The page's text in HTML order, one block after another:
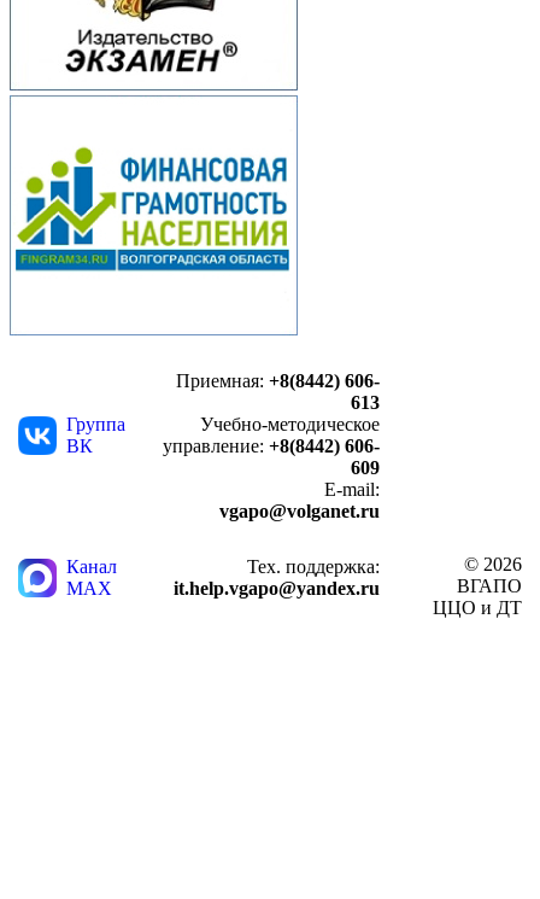
Группа
ВК
Приемная: +8(8442) 606-
613
Учебно-методическое
управление: +8(8442) 606-
609
E-mail:
vgapo@volganet.ru
Канал
MAX
Тех. поддержка:
it.help.vgapo@yandex.ru
© 2026
ВГАПО
ЦЦО и ДТ